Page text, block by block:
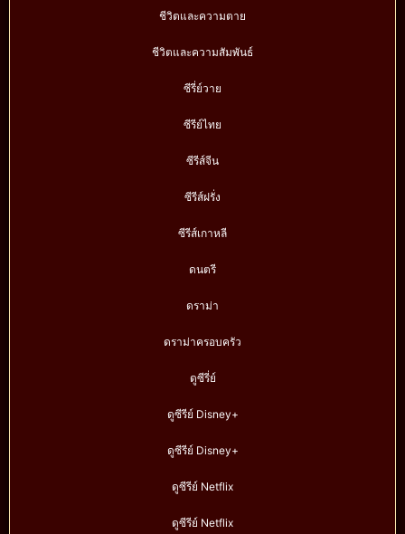
ชีวิตและความตาย
ชีวิตและความสัมพันธ์
ซีรี่ย์วาย
ซีรีย์ไทย
ซีรีส์จีน
ซีรีส์ฝรั่ง
ซีรีส์เกาหลี
ดนตรี
ดราม่า
ดราม่าครอบครัว
ดูซีรี่ย์
ดูซีรีย์ Disney+
ดูซีรีย์ Disney+
ดูซีรีย์ Netflix
ดูซีรีย์ Netflix